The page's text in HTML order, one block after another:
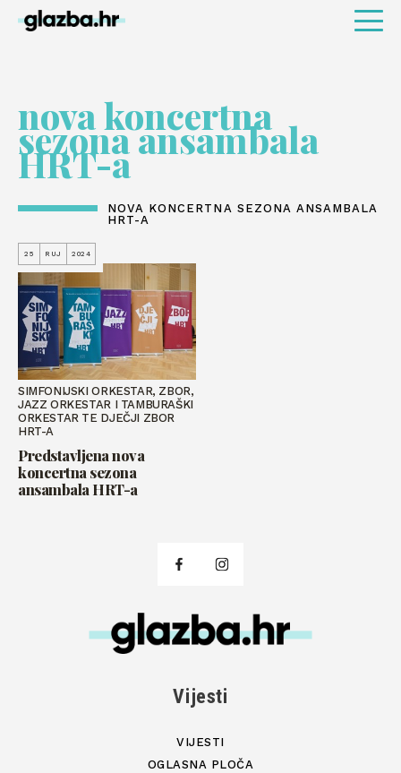
nova koncertna
sezona ansambala
HRT-a
NOVA KONCERTNA SEZONA ANSAMBALA
HRT-A
25 RUJ 2024
SIMFONIJSKI ORKESTAR, ZBOR,
JAZZ ORKESTAR I TAMBURAŠKI
ORKESTAR TE DJEČJI ZBOR
HRT-A
Predstavljena nova
koncertna sezona
ansambala HRT-a
Vijesti
VIJESTI
OGLASNA PLOČA